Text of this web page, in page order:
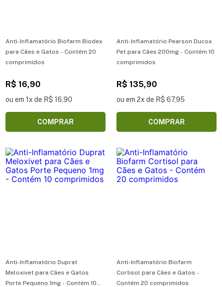
Anti-Inflamatório Biofarm Biodex
para Cães e Gatos - Contém 20
comprimidos
R$ 16,90
ou em 1x de R$ 16,90
COMPRAR
Anti-Inflamatório Pearson Ducox
Pet para Cães 200mg - Contém 10
comprimidos
R$ 135,90
ou em 2x de R$ 67,95
COMPRAR
Anti-Inflamatório Duprat
Meloxivet para Cães e Gatos
Porte Pequeno 1mg - Contém 10
Anti-Inflamatório Biofarm
Cortisol para Cães e Gatos -
Contém 20 comprimidos